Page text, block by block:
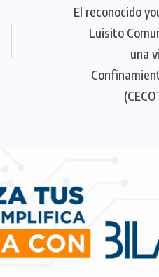
El reconocido
Luisito
una